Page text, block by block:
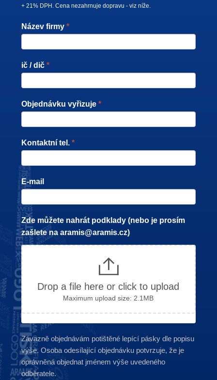
+ 21% DPH. Cena nezahrnuje dopravu - viz níže.
Název firmy *
ič / dič *
Objednávku vyřizuje *
Kontaktní tel. *
E-mail
Zde můžete nahrát podklady (nebo je prosím
zašlete na aramis@aramis.cz)
Drop a file here or click to upload
Maximum upload size: 2.1MB
Závazně objednávám potištěné lepící pásky dle popisu
výše. Osoba odesílající objednávku potvrzuje, že je
oprávněná objednat jménem výše uvedeného
odběratele.